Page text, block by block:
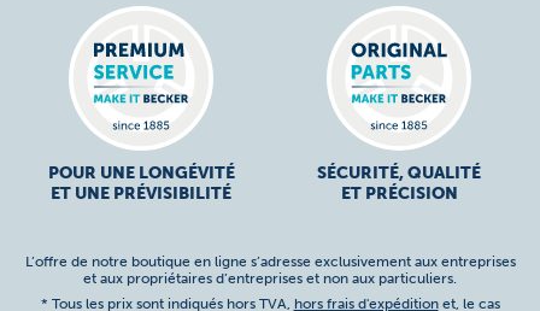
POUR UNE LONGÉVITÉ
ET UNE PRÉVISIBILITÉ
SÉCURITÉ, QUALITÉ
ET PRÉCISION
L’offre de notre boutique en ligne s’adresse exclusivement aux entreprises
et aux propriétaires d’entreprises et non aux particuliers.
* Tous les prix sont indiqués hors TVA, hors frais d'expéditionet, le cas